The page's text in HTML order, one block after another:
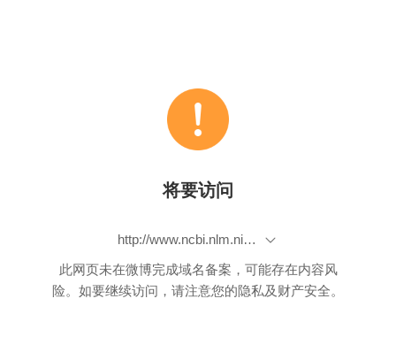
将要访问
http://www.ncbi.nlm.nih.gov/pubmed/19320216
此网页未在微博完成域名备案，可能存在内容风
险。如要继续访问，请注意您的隐私及财产安全。